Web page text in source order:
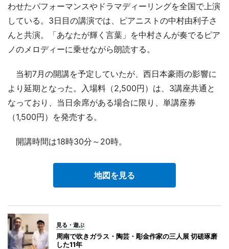
わせたパフォーマンスやドラマディーリングを全国で上演
している。3日目の講演では、ピアニストの中村由利子さ
んと共演。「あなたが輝く言葉」を中村さんが奏でるピア
ノのメロディーに乗せながら朗読する。
当初7月の開講を予定していたが、西日本豪雨の影響に
より延期となった。入場料（2,500円）は、3講座共通と
なっており、当日余席がある場合に限り、単講座券
（1,500円）を発売する。
開講時間は18時30分～20時。
地図を見る
見る・遊ぶ
周南で吹きガラス・陶芸・彫金作家の三人展 切磋琢磨
した11年